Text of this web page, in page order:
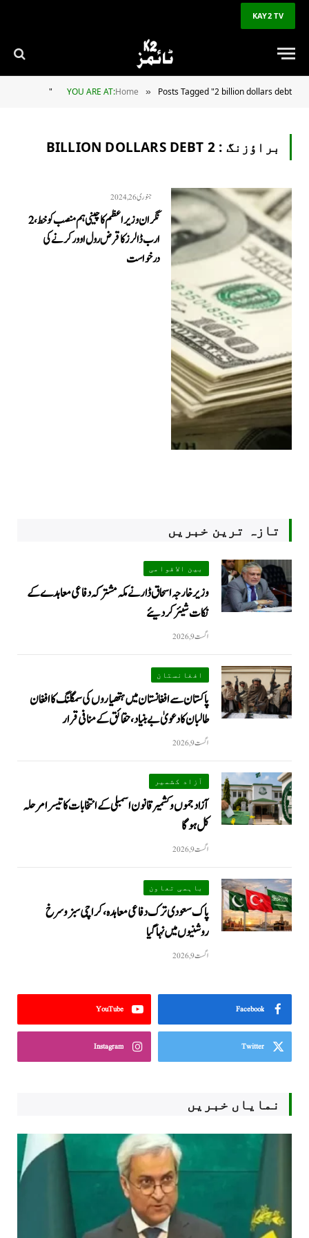
KAY2 TV
YOU ARE AT:Home » Posts Tagged "2 billion dollars debt"
براؤزنگ : 2 BILLION DOLLARS DEBT
جنوری 26, 2024
نگران وزیراعظم کا چینی ہم منصب کو خط، 2
ارب ڈالرز کا قرض رول اوور کرنے کی
درخواست
تازہ ترین خبریں
بین الاقوامی
وزیر خارجہ اسحاق ڈار نے مکہ مشترکہ دفاعی معاہدے کے
نکات شیئر کردیئے
اگست 9, 2026
افغانستان
پاکستان سے افغانستان میں ہتھیاروں کی سمگلنگ کا افغان
طالبان کا دعویٰ بے بنیاد، حقائق کے منافی قرار
اگست 9, 2026
آزاد کشمیر
آزاد جموں و کشمیر قانون اسمبلی کے انتخابات کا تیسرا مرحلہ
کل ہوگا
اگست 9, 2026
باہمی تعاون
پاک سعودی ترک دفاعی معاہدہ، کراچی سبز و سرخ
روشنیوں میں نہا گیا
اگست 9, 2026
Facebook
YouTube
Twitter
Instagram
نمایاں خبریں